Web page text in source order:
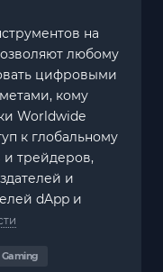
на
любому
цифровыми
кому
Worldwide
к глобальному
и трейдеров,
и
dApp и
Gaming